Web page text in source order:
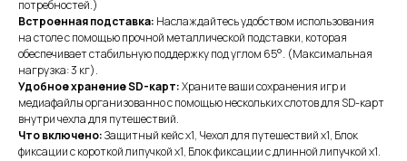
потребностей.)
Встроенная подставка: Наслаждайтесь удобством использования
на столе с помощью прочной металлической подставки, которая
обеспечивает стабильную поддержку под углом 65°. (Максимальная
нагрузка: 3 кг).
Удобное хранение SD-карт:Храните ваши сохранения игр и
медиафайлы организованно с помощью нескольких слотов для SD-карт
внутри чехла для путешествий.
Что включено:Защитный кейс x1, Чехол для путешествий x1, Блок
фиксации с короткой липучкой x1, Блок фиксации с длинной липучкой x1.